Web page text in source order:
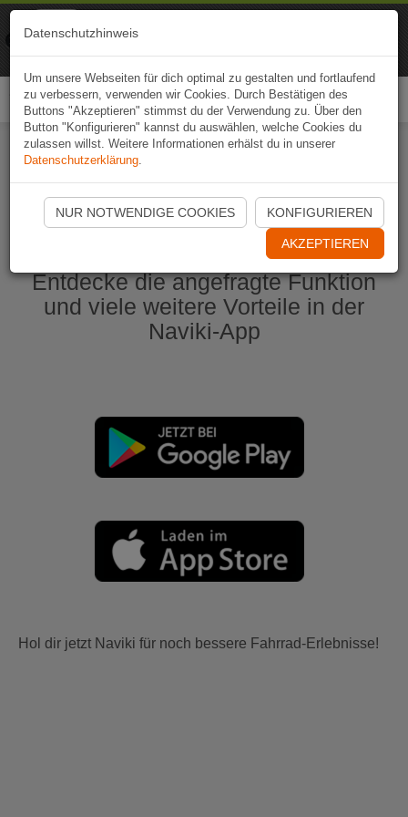
Naviki App jetzt öffnen
Entdecke die angefragte Funktion
und viele weitere Vorteile in der
Naviki-App
Hol dir jetzt Naviki für noch bessere Fahrrad-Erlebnisse!
Datenschutzhinweis
Um unsere Webseiten für dich optimal zu gestalten und fortlaufend
zu verbessern, verwenden wir Cookies. Durch Bestätigen des
Buttons "Akzeptieren" stimmst du der Verwendung zu. Über den
Button "Konfigurieren" kannst du auswählen, welche Cookies du
zulassen willst. Weitere Informationen erhälst du in unserer
Datenschutzerklärung.
NUR NOTWENDIGE COOKIES KONFIGURIEREN
AKZEPTIEREN
Naviki